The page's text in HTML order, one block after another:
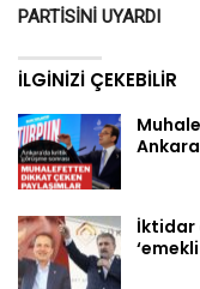
PARTİSİNİ UYARDI
İLGINIZI ÇEKEBILIR
İktidar